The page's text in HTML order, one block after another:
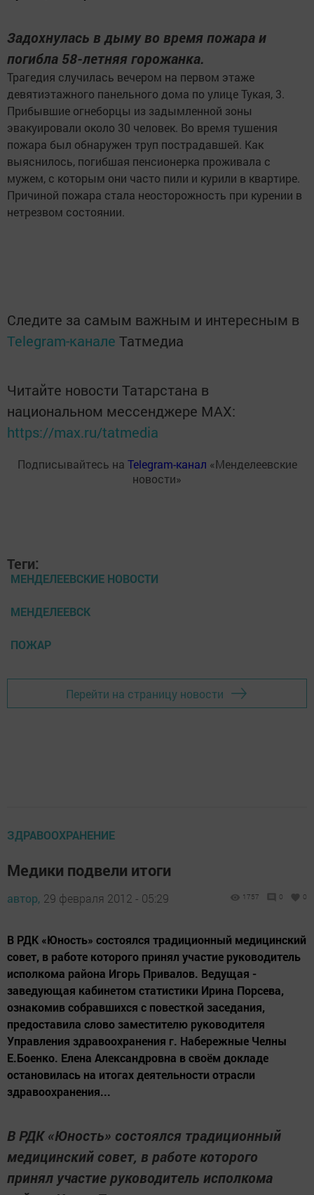
Задохнулась в дыму во время пожара и
погибла 58-летняя горожанка.
Трагедия случилась вечером на первом этаже
девятиэтажного панельного дома по улице Тукая, 3.
Прибывшие огнеборцы из задымленной зоны
эвакуировали около 30 человек. Во время тушения
пожара был обнаружен труп пострадавшей. Как
выяснилось, погибшая пенсионерка проживала с
мужем, с которым они часто пили и курили в квартире.
Причиной пожара стала неосторожность при курении в
нетрезвом состоянии.
Следите за самым важным и интересным в
Telegram-канале Татмедиа
Читайте новости Татарстана в
национальном мессенджере MАХ:
https://max.ru/tatmedia
Подписывайтесь на Telegram-канал «Менделеевские
новости»
Теги:
МЕНДЕЛЕЕВСКИЕ НОВОСТИ
МЕНДЕЛЕЕВСК
ПОЖАР
Перейти на страницу новости
ЗДРАВООХРАНЕНИЕ
Медики подвели итоги
автор, 29 февраля 2012 - 05:29 1757 0 0
В РДК «Юность» состоялся традиционный медицинский
совет, в работе которого принял участие руководитель
исполкома района Игорь Привалов. Ведущая -
заведующая кабинетом статистики Ирина Порсева,
ознакомив собравшихся с повесткой заседания,
предоставила слово заместителю руководителя
Управления здравоохранения г. Набережные Челны
Е.Боенко. Елена Александровна в своём докладе
остановилась на итогах деятельности отрасли
здравоохранения...
В РДК «Юность» состоялся традиционный
медицинский совет, в работе которого
принял участие руководитель исполкома